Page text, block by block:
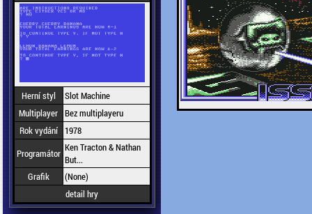
Herní styl
Slot Machine
Multiplayer Bez multiplayeru
Rok vydání
1978
Programátor Ken Tracton & Nathan
But...
Grafik
(None)
detail hry